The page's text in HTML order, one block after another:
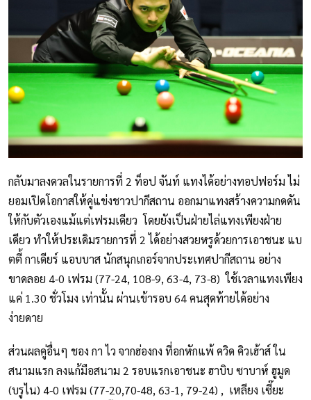
กลับมาลงดวลในรายการที่ 2 ท็อป จันท์ แทงได้อย่างทอปฟอร์ม ไม่
ยอมเปิดโอกาสให้คู่แข่งชาวปากีสถาน ออกมาแทงสร้างความกดดัน
ให้กับตัวเองแม้แต่เฟรมเดียว โดยยังเป็นฝ่ายไล่แทงเพียงฝ่าย
เดียว ทำให้ประเดิมรายการที่ 2 ได้อย่างสวยหรูด้วยการเอาชนะ แบ
ตตี้ กาเดียร์ แอบบาส นักสนุกเกอร์จากประเทศปากีสถาน อย่าง
ขาดลอย 4-0 เฟรม (77-24, 108-9, 63-4, 73-8) ใช้เวลาแทงเพียง
แค่ 1.30 ชั่วโมง เท่านั้น ผ่านเข้ารอบ 64 คนสุดท้ายได้อย่าง
ง่ายดาย
ส่วนผลคู่อื่นๆ ชอง กา ไว จากฮ่องกง ที่อกหักแพ้ ควิด คิวเฮ้าส์ ใน
สนามแรก ลงแก้มือสนาม 2 รอบแรกเอาชนะ ฮาบิบ ซาบาห์ ฮูมูด
(บรูไน) 4-0 เฟรม (77-20,70-48, 63-1, 79-24) , เหลียง เซี๊ยะ